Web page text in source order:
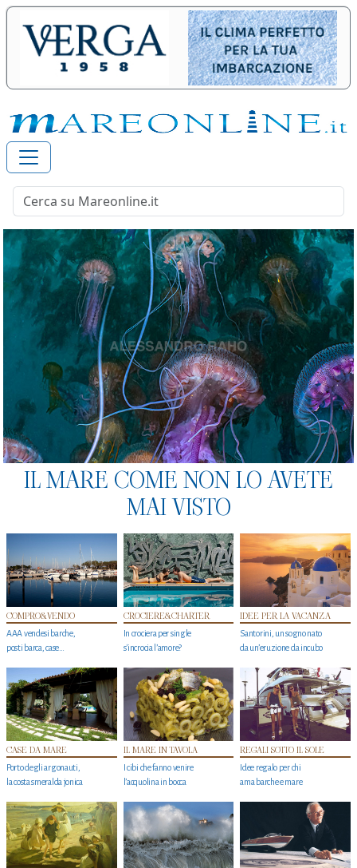
IL MARE COME NON LO AVETE
MAI VISTO
COMPRO&VENDO
AAA vendesi barche,
posti barca, case…
CROCIERE&CHARTER
In crociera per single
s'incrocia l’amore?
IDEE PER LA VACANZA
Santorini, un sogno nato
da un’eruzione da incubo
CASE DA MARE
Porto degli argonauti,
la costa smeralda jonica
IL MARE IN TAVOLA
I cibi che fanno venire
l’acquolina in bocca
REGALI SOTTO IL SOLE
Idee regalo per chi
ama barche e mare